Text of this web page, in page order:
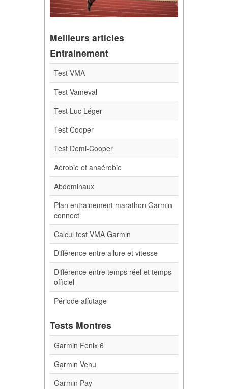
Meilleurs articles
Entrainement
Test VMA
Test Vameval
Test Luc Léger
Test Cooper
Test Demi-Cooper
Aérobie et anaérobie
Abdominaux
Plan entrainement marathon Garmin
connect
Calcul test VMA Garmin
Différence entre allure et vitesse
Différence entre temps réel et temps
officiel
Période affutage
Tests Montres
Garmin Fenix 6
Garmin Venu
Garmin Pay